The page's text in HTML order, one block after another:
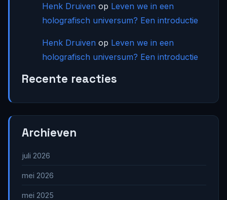
Henk Druiven op Leven we in een
holografisch universum? Een introductie
Henk Druiven op Leven we in een
holografisch universum? Een introductie
Recente reacties
Archieven
juli 2026
mei 2026
mei 2025